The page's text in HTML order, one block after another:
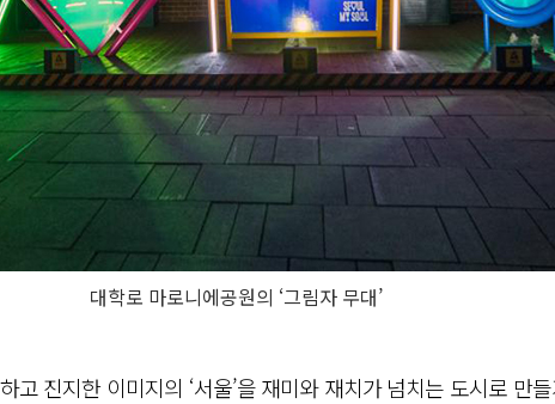
대학로 마로니에공원의 ‘그림자 무대’
고 진지한 이미지의 ‘서울’을 재미와 재치가 넘치는 도시로 만